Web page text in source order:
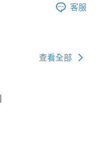
客服
查看全部